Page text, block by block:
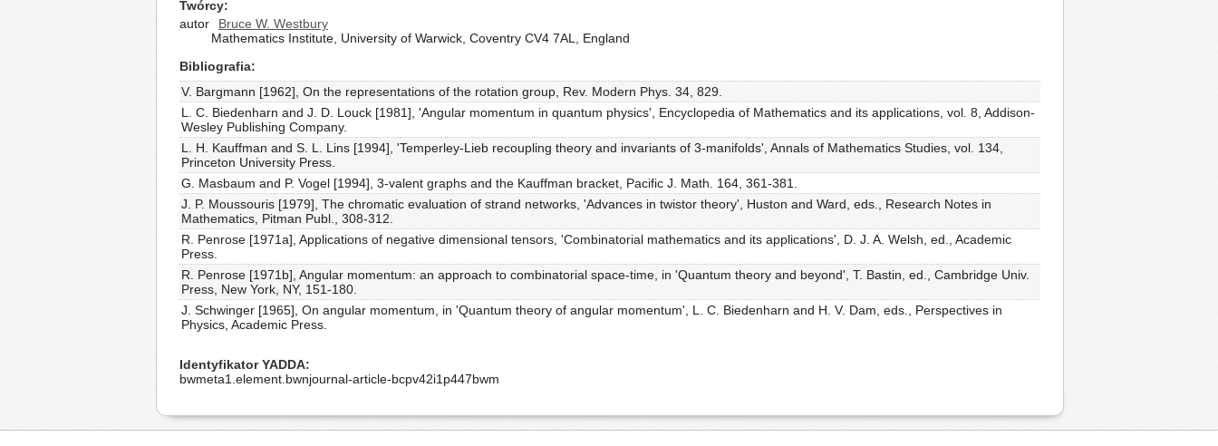
Twórcy
autor
Bruce W. Westbury
Mathematics Institute, University of Warwick, Coventry CV4 7AL, England
Bibliografia
V. Bargmann [1962], On the representations of the rotation group, Rev. Modern Phys. 34, 829.
L. C. Biedenharn and J. D. Louck [1981], 'Angular momentum in quantum physics', Encyclopedia of Mathematics and its applications, vol. 8, Addison-
Wesley Publishing Company.
L. H. Kauffman and S. L. Lins [1994], 'Temperley-Lieb recoupling theory and invariants of 3-manifolds', Annals of Mathematics Studies, vol. 134,
Princeton University Press.
G. Masbaum and P. Vogel [1994], 3-valent graphs and the Kauffman bracket, Pacific J. Math. 164, 361-381.
J. P. Moussouris [1979], The chromatic evaluation of strand networks, 'Advances in twistor theory', Huston and Ward, eds., Research Notes in
Mathematics, Pitman Publ., 308-312.
R. Penrose [1971a], Applications of negative dimensional tensors, 'Combinatorial mathematics and its applications', D. J. A. Welsh, ed., Academic
Press.
R. Penrose [1971b], Angular momentum: an approach to combinatorial space-time, in 'Quantum theory and beyond', T. Bastin, ed., Cambridge Univ.
Press, New York, NY, 151-180.
J. Schwinger [1965], On angular momentum, in 'Quantum theory of angular momentum', L. C. Biedenharn and H. V. Dam, eds., Perspectives in
Physics, Academic Press.
Identyfikator YADDA
bwmeta1.element.bwnjournal-article-bcpv42i1p447bwm